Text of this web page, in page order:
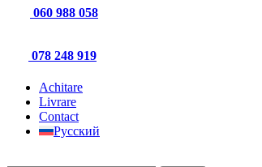
060 988 058
078 248 919
Achitare
Livrare
Contact
Русский